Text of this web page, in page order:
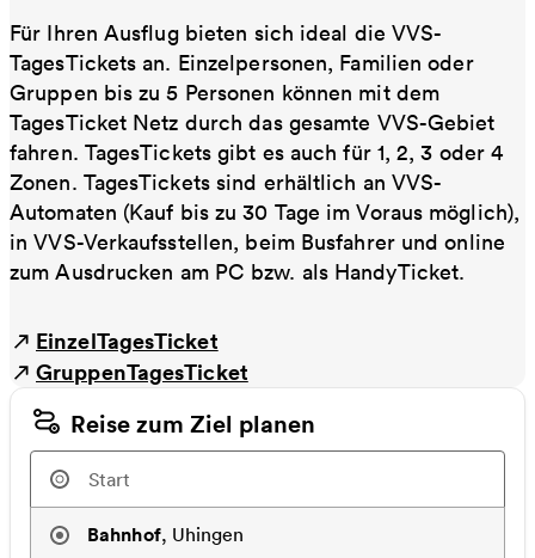
Für Ihren Ausflug bieten sich ideal die VVS-
TagesTickets an. Einzelpersonen, Familien oder
Gruppen bis zu 5 Personen können mit dem
TagesTicket Netz durch das gesamte VVS-Gebiet
fahren. TagesTickets gibt es auch für 1, 2, 3 oder 4
Zonen. TagesTickets sind erhältlich an VVS-
Automaten (Kauf bis zu 30 Tage im Voraus möglich),
in VVS-Verkaufsstellen, beim Busfahrer und online
zum Ausdrucken am PC bzw. als HandyTicket.
EinzelTagesTicket
GruppenTagesTicket
Reise zum Ziel planen
Bahnhof, Uhingen